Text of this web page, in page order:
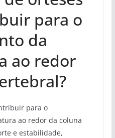
para o
da
ao redor
para o
ao redor da coluna
e estabilidade,